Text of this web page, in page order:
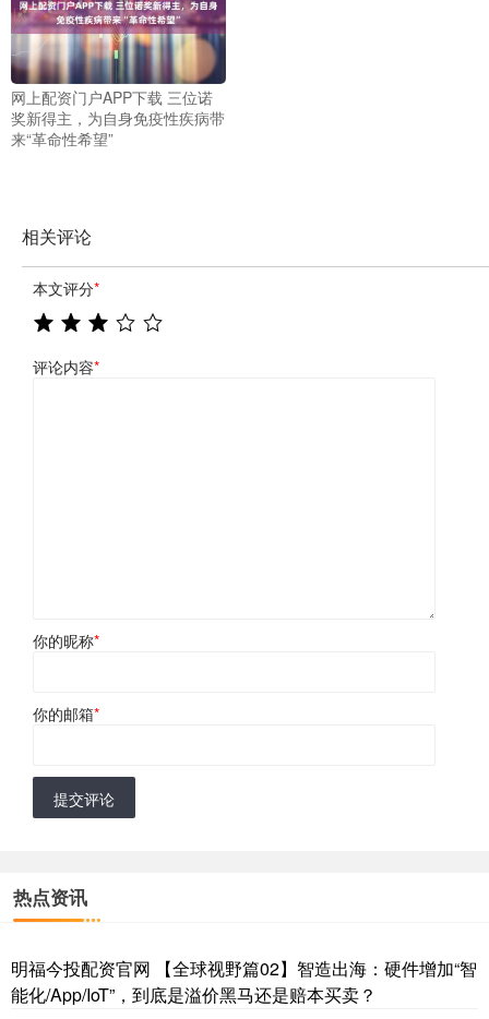
网上配资门户APP下载 三位诺
奖新得主，为自身免疫性疾病带
来“革命性希望”
相关评论
本文评分*
评论内容*
你的昵称*
你的邮箱*
提交评论
热点资讯
明福今投配资官网 【全球视野篇02】智造出海：硬件增加“智
能化/App/IoT”，到底是溢价黑马还是赔本买卖？